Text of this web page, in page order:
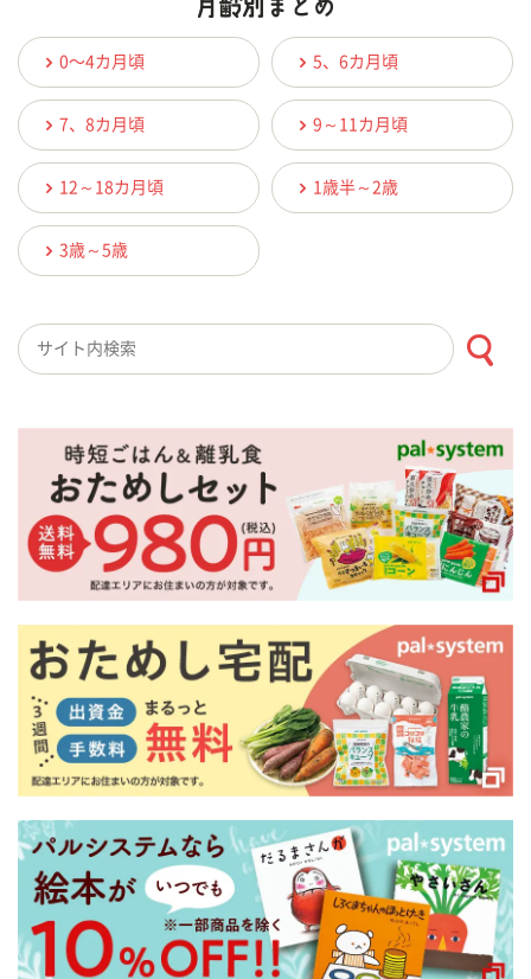
0〜4カ月頃 5、6カ月頃
7、8カ月頃 9～11カ月頃
12～18カ月頃 1歳半～2歳
3歳～5歳
検索キーワード入力